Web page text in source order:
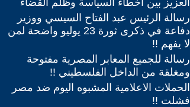
العزيز بين اخطاء السياسة وظلم القضاء
رسالة الرئيس عبد الفتاح السيسي ووزير
دفاعة في ذكرى ثورة 23 يوليو واضحة لمن
لا يفهم !!
رسالة للجميع المعابر المصرية مفتوحة
ومغلقة من الداخل الفلسطيني !!
الحملات الاعلامية المشبوه اليوم ضد مصر
فشلت !!